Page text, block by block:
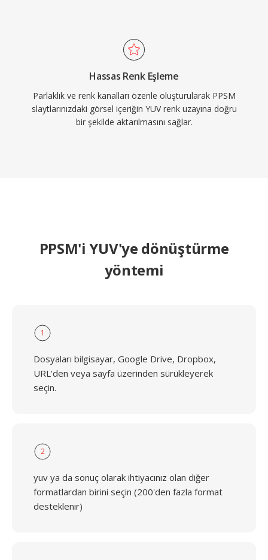
Hassas Renk Eşleme
Parlaklık ve renk kanalları özenle oluşturularak PPSM
slaytlarınızdaki görsel içeriğin YUV renk uzayına doğru
bir şekilde aktarılmasını sağlar.
PPSM'i YUV'ye dönüştürme
yöntemi
1
Dosyaları bilgisayar, Google Drive, Dropbox,
URL'den veya sayfa üzerinden sürükleyerek
seçin.
2
yuv ya da sonuç olarak ihtiyacınız olan diğer
formatlardan birini seçin (200'den fazla format
desteklenir)